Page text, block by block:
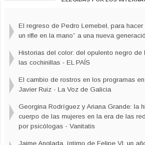
comercio: 73 acuerdos en 4 años y
demanda
¿De verdad se han hecho muchas
guerra civil española?
El regreso de Pedro Lemebel, para hacer
un rifle en la mano” a una nueva
Historias del color: del opulento negro de
las cochinillas - EL PAÍS
El cambio de rostros en los programas
Javier Ruiz - La Voz de Galicia
Georgina Rodríguez y Ariana Grande: la
cuerpo de las mujeres en la era de las
por psicólogas - Vanitatis
Jaime Anglada, íntimo de Felipe VI, un